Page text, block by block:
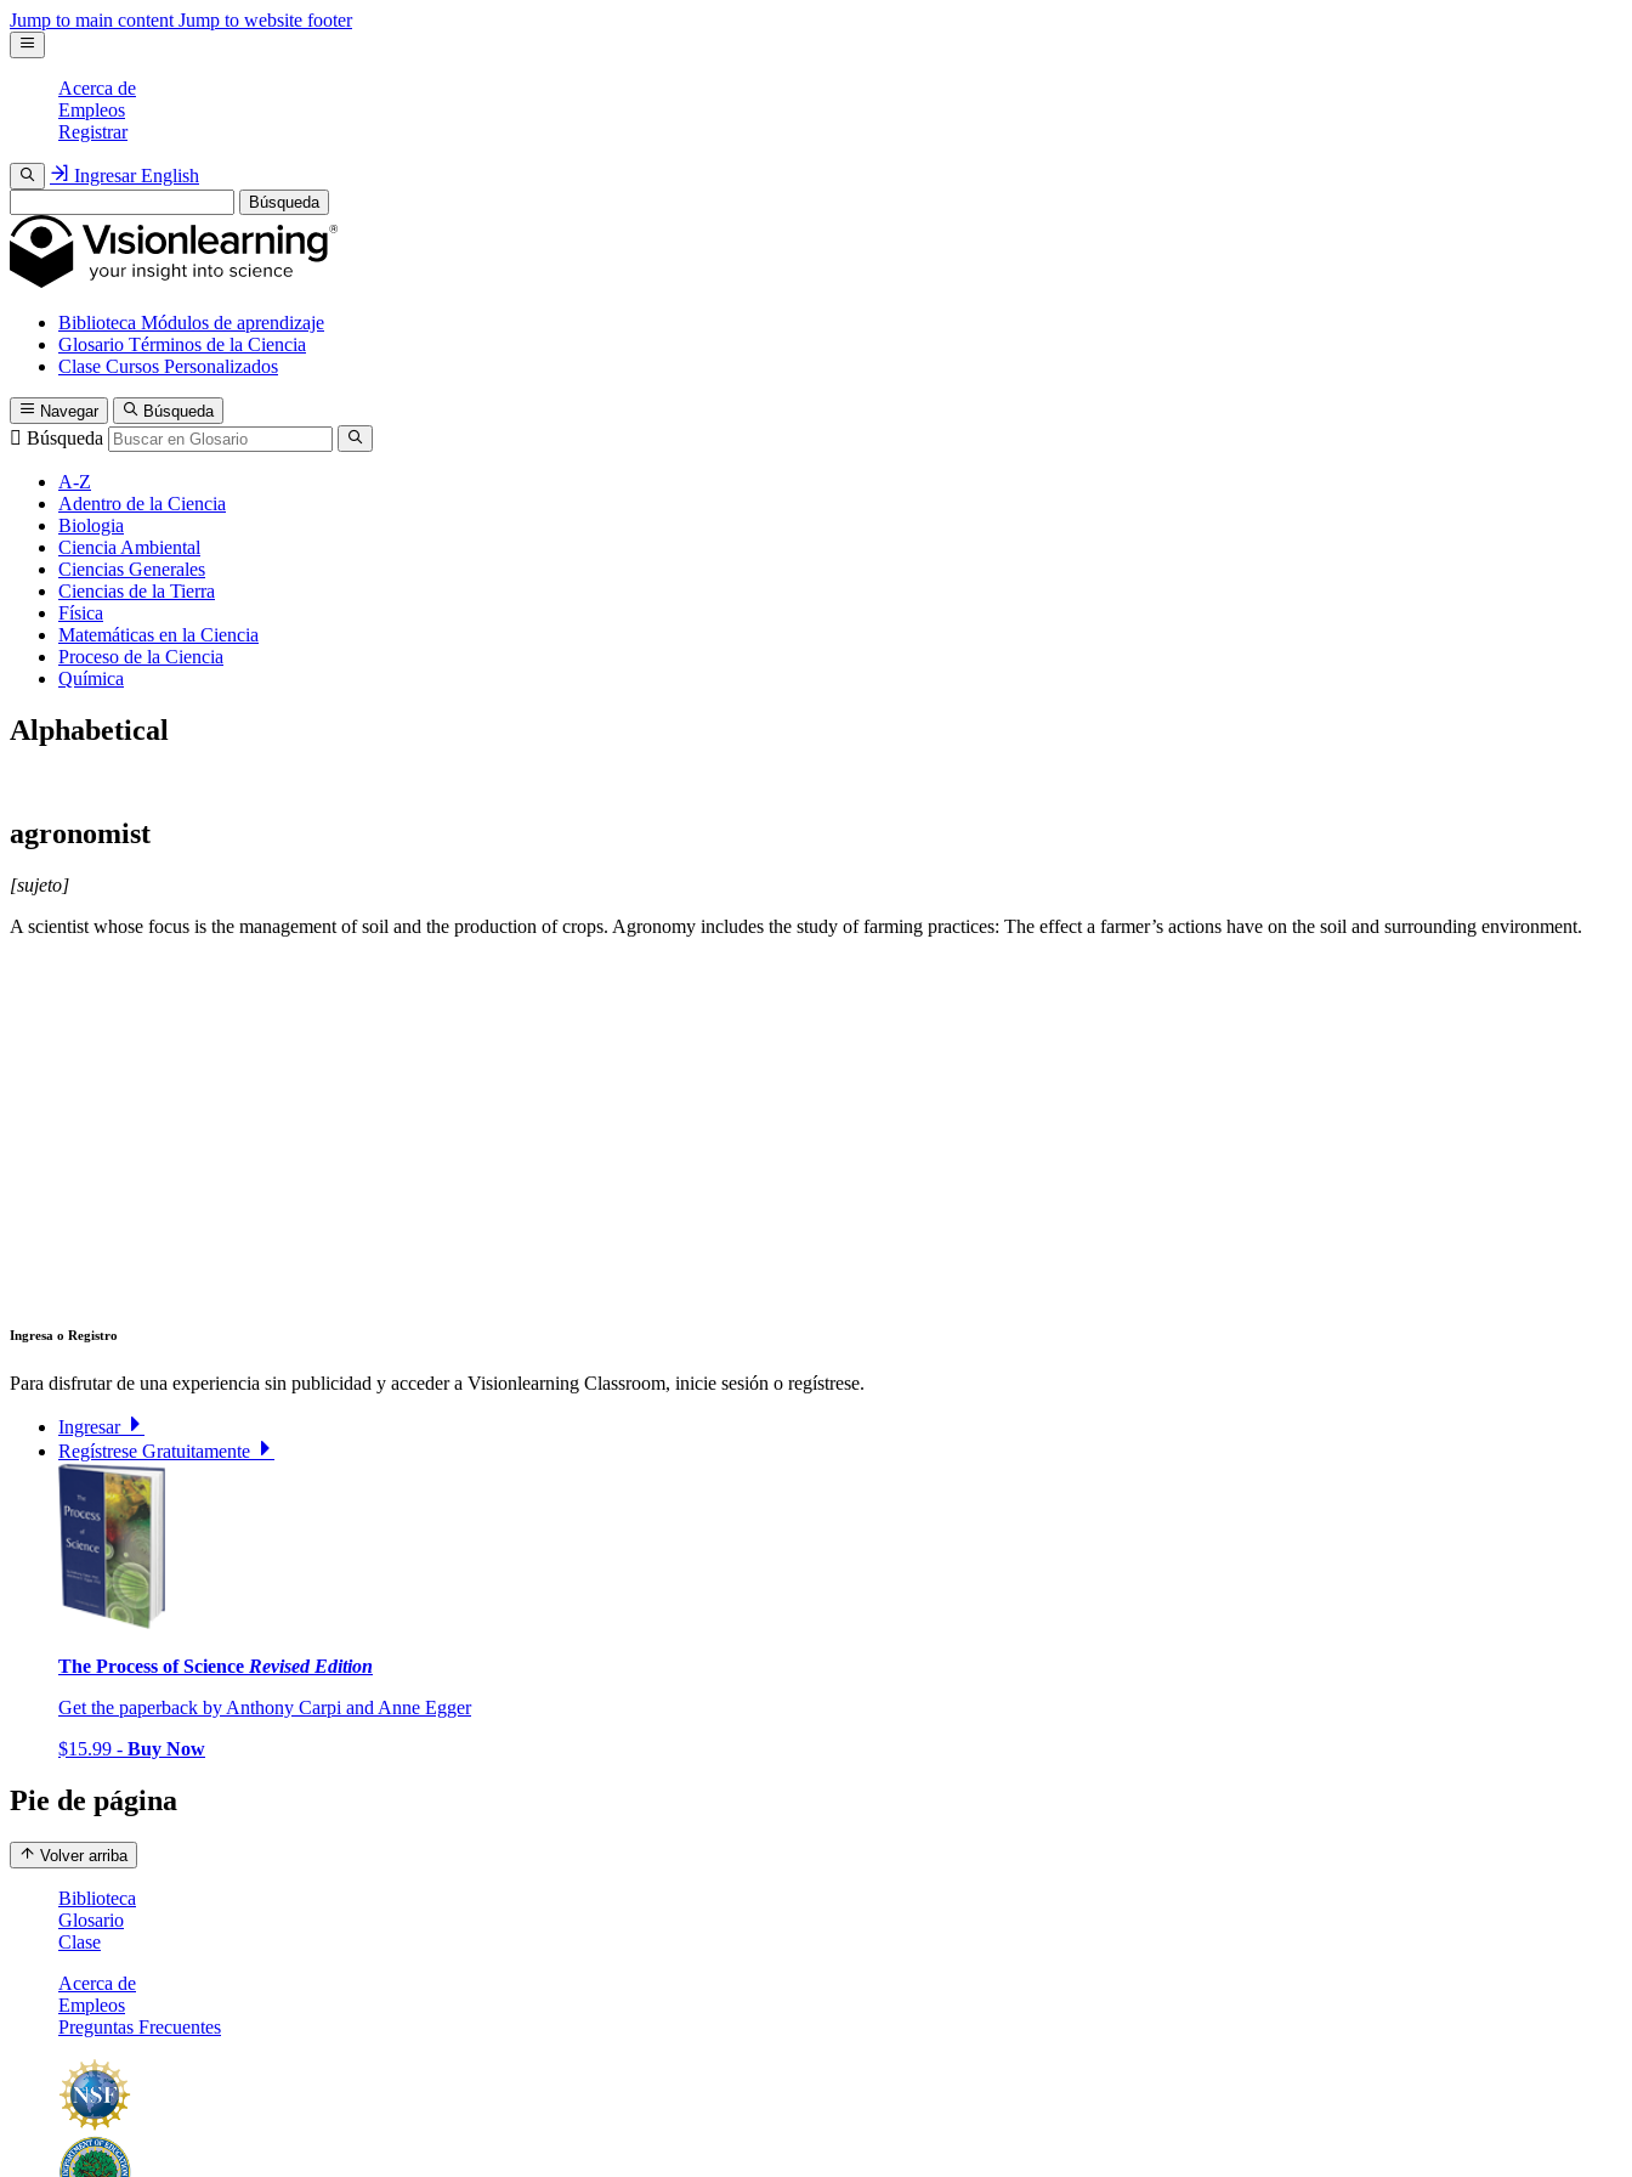
Jump to main content Jump to website footer
Acerca de
Empleos
Registrar
Ingresar English
Búsqueda
Biblioteca Módulos de aprendizaje
Glosario Términos de la Ciencia
Clase Cursos Personalizados
Navegar Búsqueda
Búsqueda
A-Z
Adentro de la Ciencia
Biologia
Ciencia Ambiental
Ciencias Generales
Ciencias de la Tierra
Física
Matemáticas en la Ciencia
Proceso de la Ciencia
Química
Alphabetical
agronomist
[sujeto]
A scientist whose focus is the management of soil and the production of crops. Agronomy includes the study of farming practices: The effect a farmer’s actions have on the soil and surrounding environment.
Ingresa o Registro
Para disfrutar de una experiencia sin publicidad y acceder a Visionlearning Classroom, inicie sesión o regístrese.
Ingresar
Regístrese Gratuitamente
The Process of Science Revised Edition
Get the paperback by Anthony Carpi and Anne Egger
$15.99 - Buy Now
Pie de página
Volver arriba
Biblioteca
Glosario
Clase
Acerca de
Empleos
Preguntas Frecuentes